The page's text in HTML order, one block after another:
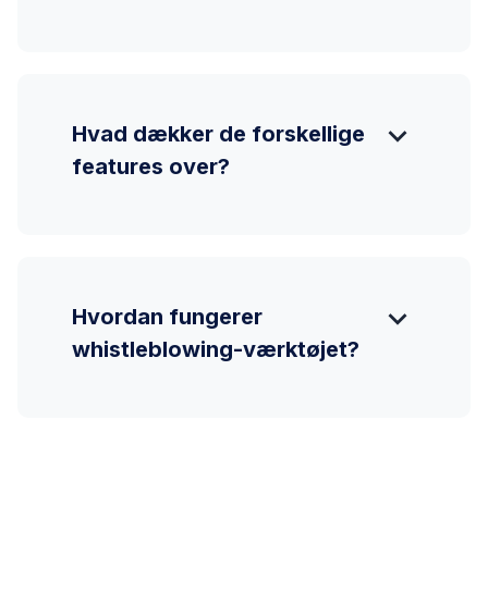
Hvad dækker de forskellige
features over?
expand_more
Hvordan fungerer
whistleblowing-værktøjet?
expand_more